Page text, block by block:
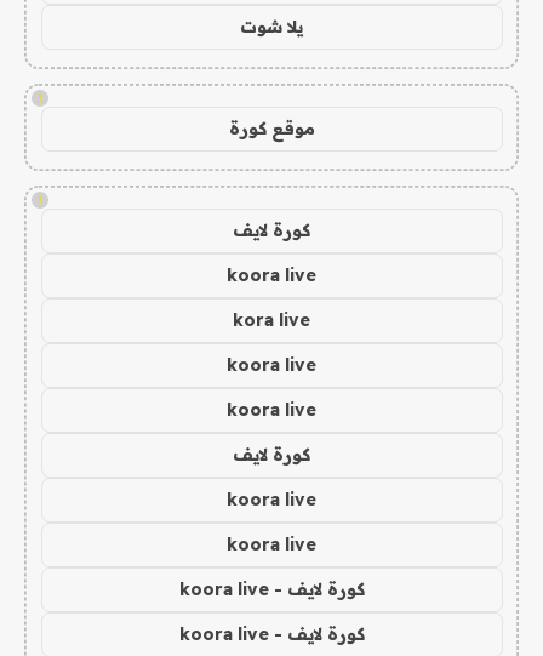
يلا شوت
!
موقع كورة
!
كورة لايف
koora live
kora live
koora live
koora live
كورة لايف
koora live
koora live
كورة لايف - koora live
كورة لايف - koora live